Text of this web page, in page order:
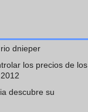
dnieper
los precios de los
descubre su